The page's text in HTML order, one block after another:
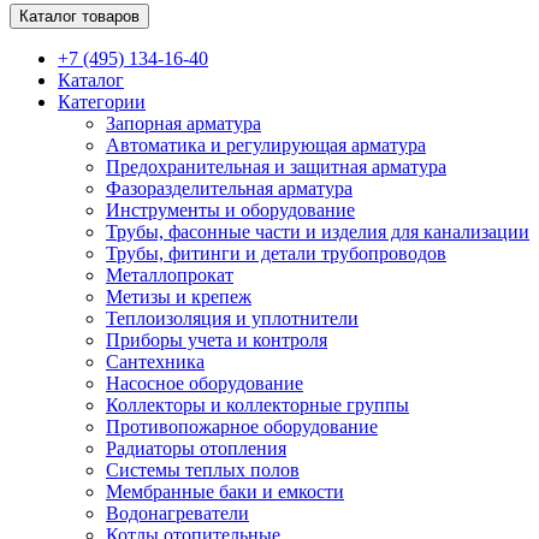
Каталог товаров
+7 (495) 134-16-40
Каталог
Категории
Запорная арматура
Автоматика и регулирующая арматура
Предохранительная и защитная арматура
Фазоразделительная арматура
Инструменты и оборудование
Трубы, фасонные части и изделия для канализации
Трубы, фитинги и детали трубопроводов
Металлопрокат
Метизы и крепеж
Теплоизоляция и уплотнители
Приборы учета и контроля
Сантехника
Насосное оборудование
Коллекторы и коллекторные группы
Противопожарное оборудование
Радиаторы отопления
Системы теплых полов
Мембранные баки и емкости
Водонагреватели
Котлы отопительные